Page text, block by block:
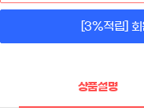
[3%적립] 회
상품설명